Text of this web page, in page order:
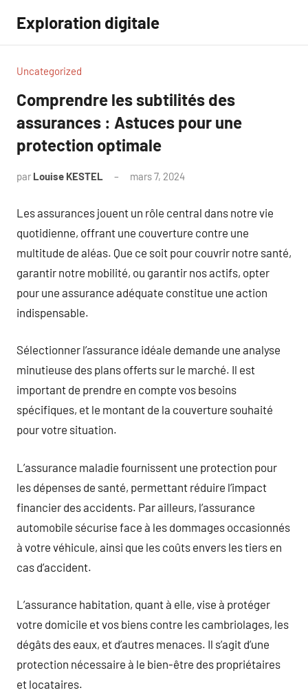
contenu
Exploration digitale
Uncategorized
Comprendre les subtilités des
assurances : Astuces pour une
protection optimale
par Louise KESTEL mars 7, 2024
Les assurances jouent un rôle central dans notre vie
quotidienne, offrant une couverture contre une
multitude de aléas. Que ce soit pour couvrir notre santé,
garantir notre mobilité, ou garantir nos actifs, opter
pour une assurance adéquate constitue une action
indispensable.
Sélectionner l’assurance idéale demande une analyse
minutieuse des plans offerts sur le marché. Il est
important de prendre en compte vos besoins
spécifiques, et le montant de la couverture souhaité
pour votre situation.
L’assurance maladie fournissent une protection pour
les dépenses de santé, permettant réduire l’impact
financier des accidents. Par ailleurs, l’assurance
automobile sécurise face à les dommages occasionnés
à votre véhicule, ainsi que les coûts envers les tiers en
cas d’accident.
L’assurance habitation, quant à elle, vise à protéger
votre domicile et vos biens contre les cambriolages, les
dégâts des eaux, et d’autres menaces. Il s’agit d’une
protection nécessaire à le bien-être des propriétaires
et locataires.